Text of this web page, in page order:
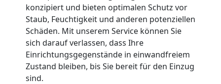
konzipiert und bieten optimalen Schutz vor
Staub, Feuchtigkeit und anderen potenziellen
Schäden. Mit unserem Service können Sie
sich darauf verlassen, dass Ihre
Einrichtungsgegenstände in einwandfreiem
Zustand bleiben, bis Sie bereit für den Einzug
sind.